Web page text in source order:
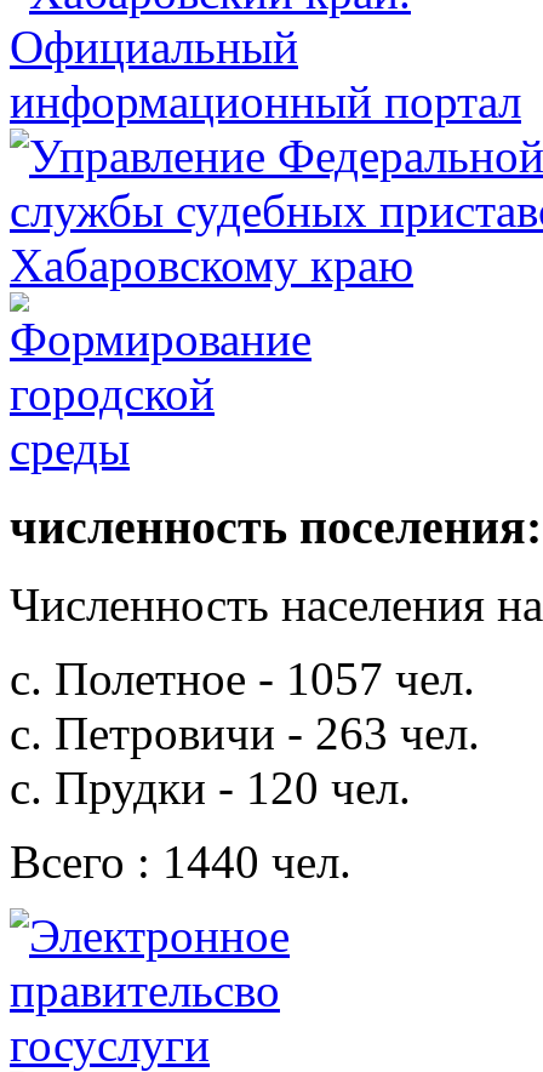
численность поселения:
Численность населения
с. Полетное - 1057 чел.
с. Петровичи - 263 чел.
с. Прудки - 120 чел.
Всего : 1440 чел.